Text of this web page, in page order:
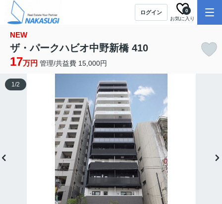
ログイン
お気に入り
0
NEW
ザ・パークハビオ中野新橋 410
17万円 管理/共益費 15,000円
1/2